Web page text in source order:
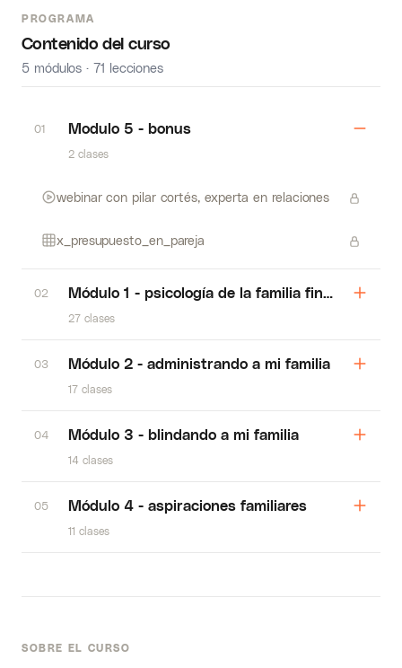
SOBRE EL CURSO
PROGRAMA
Contenido del curso
5 módulos · 71 lecciones
01 Modulo 5 - bonus
2 clases
webinar con pilar cortés, experta en relaciones
x_presupuesto_en_pareja
02 Módulo 1 - psicología de la familia financiera
27 clases
03 Módulo 2 - administrando a mi familia
17 clases
04 Módulo 3 - blindando a mi familia
14 clases
05 Módulo 4 - aspiraciones familiares
11 clases